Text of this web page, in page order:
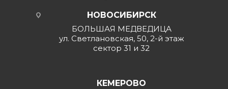
НОВОСИБИРСК
БОЛЬШАЯ МЕДВЕДИЦА
ул. Светлановская, 50, 2-й этаж
сектор 31 и 32
КЕМЕРОВО